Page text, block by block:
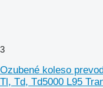
3
Ozubené koleso
Tl, Td, Td5000 L95